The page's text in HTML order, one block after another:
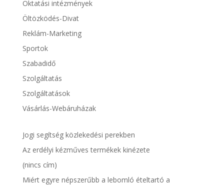
Oktatási intézmények
Öltözködés-Divat
Reklám-Marketing
Sportok
Szabadidő
Szolgáltatás
Szolgáltatások
Vásárlás-Webáruházak
Jogi segítség közlekedési perekben
Az erdélyi kézműves termékek kinézete
(nincs cím)
Miért egyre népszerűbb a lebomló ételtartó a